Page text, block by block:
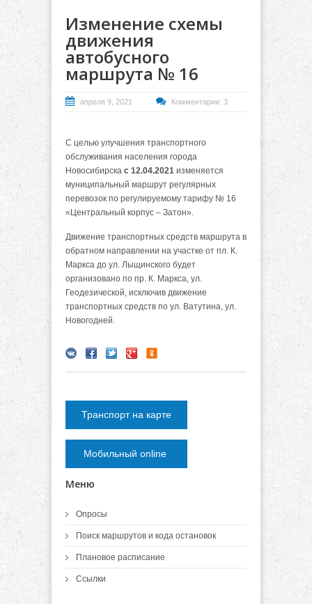
Изменение схемы
движения
автобусного
маршрута № 16
апреля 9, 2021 Комментарии: 3
С целью улучшения транспортного
обслуживания населения города
Новосибирска с 12.04.2021 изменяется
муниципальный маршрут регулярных
перевозок по регулируемому тарифу № 16
«Центральный корпус – Затон».
Движение транспортных средств маршрута в
обратном направлении на участке от пл. К.
Маркса до ул. Лыщинского будет
организовано по пр. К. Маркса, ул.
Геодезической, исключив движение
транспортных средств по ул. Ватутина, ул.
Новогодней.
Транспорт на карте
Мобильный online
Меню
Опросы
Поиск маршрутов и кода остановок
Плановое расписание
Ссылки